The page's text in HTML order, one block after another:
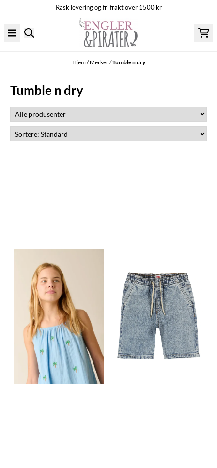
Rask levering og fri frakt over 1500 kr
Hjem/Merker/Tumble n dry
Tumble n dry